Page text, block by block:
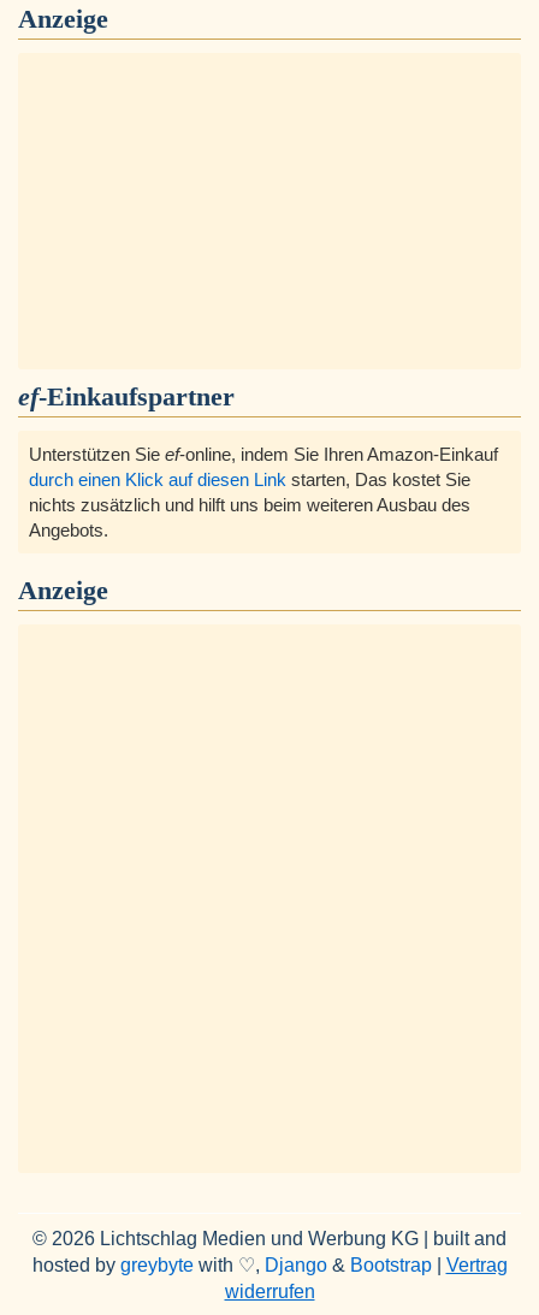
Anzeige
ef-Einkaufspartner
Unterstützen Sie ef-online, indem Sie Ihren Amazon-Einkauf
durch einen Klick auf diesen Link starten, Das kostet Sie
nichts zusätzlich und hilft uns beim weiteren Ausbau des
Angebots.
Anzeige
© 2026 Lichtschlag Medien und Werbung KG | built and
hosted by greybytewith ♡, Django& Bootstrap| Vertrag
widerrufen